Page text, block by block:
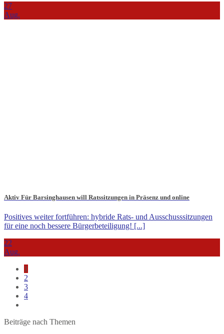
27
Aug.
Aktiv Für Barsinghausen will Ratssitzungen in Präsenz und online
Positives weiter fortführen: hybride Rats- und Ausschusssitzungen
für eine noch bessere Bürgerbeteiligung! [...]
22
Aug.
1
2
3
4
Beiträge nach Themen